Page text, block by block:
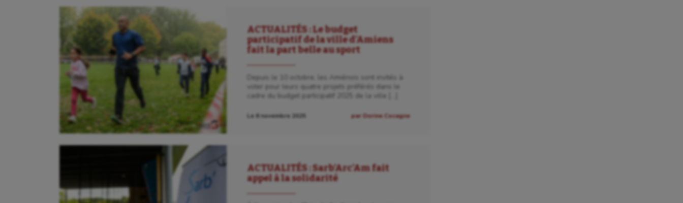
ACTUALITÉS : Le budget
participatif de la ville d’Amiens
fait la part belle au sport
Depuis le 10 octobre, les Amiénois sont invités à
voter pour leurs quatre projets préférés dans le
cadre du budget participatif 2025 de la ville […]
Le 6 novembre 2025 par Dorine Cocagne
ACTUALITÉS : Sarb’Arc’Am fait
appel à la solidarité